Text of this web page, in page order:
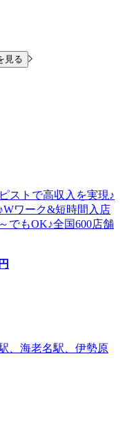
見る
ストで高収入を実現♪
ワーク&短時間入店
でもOK♪全国600店舗
円
、海老名駅、伊勢原